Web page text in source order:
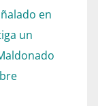
en
un